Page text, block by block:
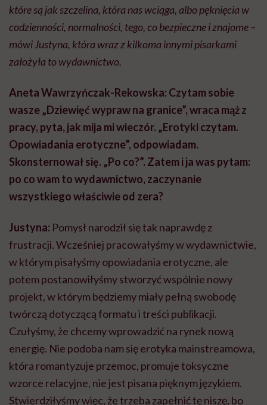
które są jak szczelina, która nas wciąga, albo pęknięcia w
codzienności, normalności, tego, co bezpieczne i znajome –
mówi Justyna, która wraz z kilkoma innymi pisarkami
założyła to wydawnictwo.
Aneta Wawrzyńczak-Rekowska: Czytam sobie
wasze „Dziewięć wypraw na granice”, wraca mąż z
pracy, pyta, jak mija mi wieczór. „Erotyki czytam.
Opowiadania erotyczne”, odpowiadam.
Skonsternował się. „Po co?”. Zatem i ja was pytam:
po co wam to wydawnictwo, zaczynanie
wszystkiego właściwie od zera?
Justyna: Pomysł narodził się tak naprawdę z
frustracji. Wcześniej pracowałyśmy w wydawnictwie,
w którym pisałyśmy opowiadania erotyczne, ale
potem postanowiłyśmy stworzyć wspólnie nowy
projekt, w którym będziemy miały pełną swobodę
twórczą dotyczącą formatu i treści publikacji.
Czułyśmy, że chcemy wprowadzić na rynek nową
energię. Nie podoba nam się erotyka mainstreamowa,
która romantyzuje przemoc, promuje toksyczne
wzorce relacyjne, nie jest pisana pięknym językiem.
Stwierdziłyśmy więc, że trzeba zapełnić tę niszę, bo